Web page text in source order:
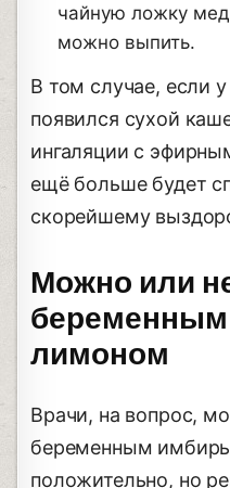
чайную ложку
можно выпить.
В том случае, если
появился сухой
ингаляции с
ещё больше будет
скорейшему
Можно или
лимоном
Врачи, на вопрос,
беременным
положительно, но